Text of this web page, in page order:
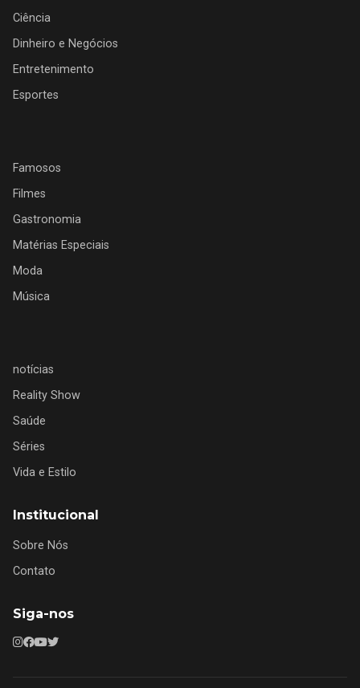
Ciência
Dinheiro e Negócios
Entretenimento
Esportes
Famosos
Filmes
Gastronomia
Matérias Especiais
Moda
Música
notícias
Reality Show
Saúde
Séries
Vida e Estilo
Institucional
Sobre Nós
Contato
Siga-nos